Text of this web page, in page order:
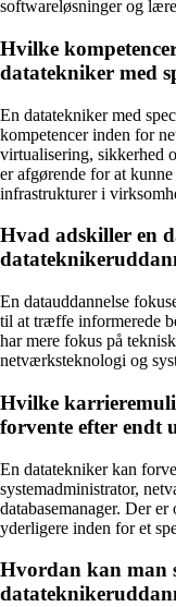
softwareløsninger og
Hvilke
datatekniker med
En datatekniker med
kompetencer inden for
virtualisering, sikkerhed
er afgørende for at
infrastrukturer i
Hvad adskiller en
En datauddannelse
til at træffe informerede
har mere fokus på
netværksteknologi og
Hvilke
forvente efter endt
En datatekniker kan
systemadministrator,
databasemanager. Der
yderligere inden for et
Hvordan kan man